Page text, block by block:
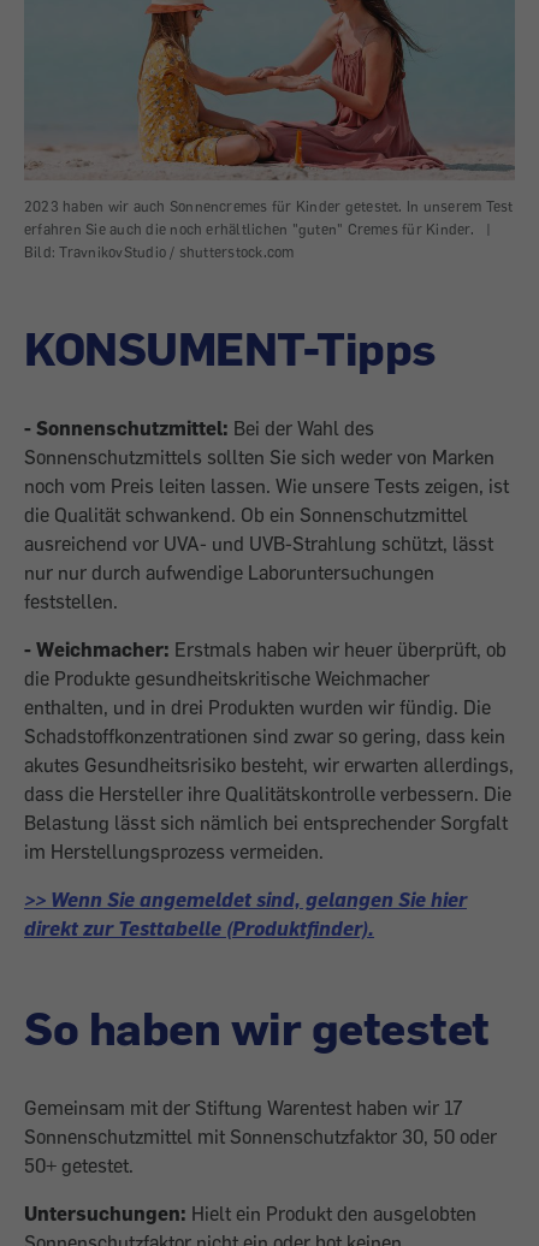
2023 haben wir auch Sonnencremes für Kinder getestet. In unserem Test
erfahren Sie auch die noch erhältlichen "guten" Cremes für Kinder.
|
Bild: TravnikovStudio / shutterstock.com
KONSUMENT-Tipps
- Sonnenschutzmittel: Bei der Wahl des
Sonnenschutzmittels sollten Sie sich weder von Marken
noch vom Preis leiten lassen. Wie unsere Tests zeigen, ist
die Qualität schwankend. Ob ein Sonnenschutzmittel
ausreichend vor UVA- und UVB-Strahlung schützt, lässt
nur nur durch aufwendige Laboruntersuchungen
feststellen.
- Weichmacher: Erstmals haben wir heuer überprüft, ob
die Produkte gesundheitskritische Weichmacher
enthalten, und in drei Produkten wurden wir fündig. Die
Schadstoffkonzen­trationen sind zwar so gering, dass kein
akutes Gesundheitsrisiko besteht, wir erwarten allerdings,
dass die Hersteller ihre Qualitätskontrolle verbessern. Die
Belastung lässt sich nämlich bei entsprechender Sorgfalt
im Herstellungsprozess vermeiden.
>> Wenn Sie angemeldet sind, gelangen Sie hier
direkt zur Testtabelle (Produktfinder).
So haben wir getestet
Gemeinsam mit der Stiftung Warentest haben wir 17
Sonnenschutzmittel mit Sonnenschutzfaktor 30, 50 oder
50+ getestet.
Untersuchungen: Hielt ein Produkt den ausgelobten